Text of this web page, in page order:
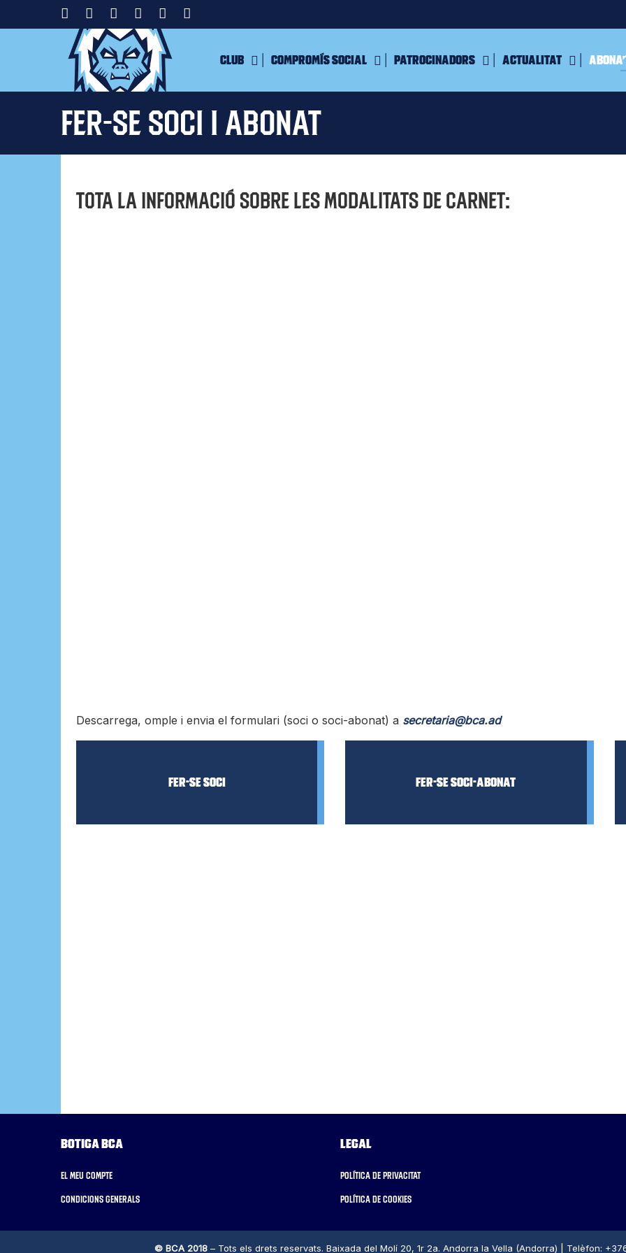
Club Compromís Social Patrocinadors Actualitat
Fer-se Soci i Abonat
Tota la informació sobre les modalitats de carnet:
Descarrega, omple i envia el formulari (soci o soci-abonat) a secretaria@bca.ad
Fer-se SOCI Fer-se SOCI-ABONAT
Botiga BCA
El meu compte
Condicions generals
Legal
Política de privacitat
Política de cookies
© BCA 2018 – Tots els drets reservats. Baixada del Molí 20, 1r 2a. Andorra la Vella (Andorra) | Telèfon: